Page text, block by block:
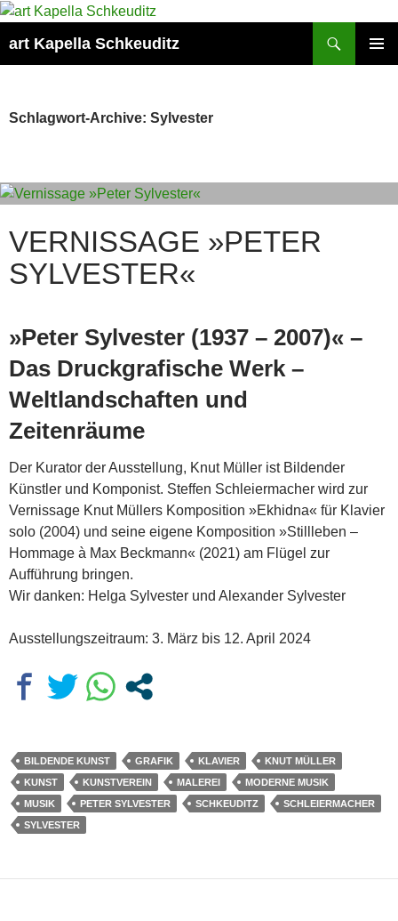
art Kapella Schkeuditz
Schlagwort-Archive: Sylvester
VERNISSAGE »PETER
SYLVESTER«
»Peter Sylvester (1937 – 2007)« –
Das Druckgrafische Werk –
Weltlandschaften und
Zeitenräume
Der Kurator der Ausstellung, Knut Müller ist Bildender
Künstler und Komponist. Steffen Schleiermacher wird zur
Vernissage Knut Müllers Komposition »Ekhidna« für Klavier
solo (2004) und seine eigene Komposition »Stillleben –
Hommage à Max Beckmann« (2021) am Flügel zur
Aufführung bringen.
Wir danken: Helga Sylvester und Alexander Sylvester
Ausstellungszeitraum: 3. März bis 12. April 2024
BILDENDE KUNST GRAFIK KLAVIER
KNUT MÜLLER
KUNST
KUNSTVEREIN MALEREI
MODERNE MUSIK
MUSIK
PETER SYLVESTER SCHKEUDITZ
SCHLEIERMACHER
SYLVESTER